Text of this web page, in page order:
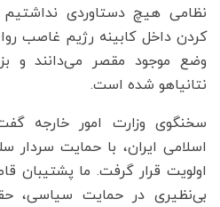
نظامی هیچ دستاوردی
کردن داخل کابینه رژیم غاصب
وضع موجود مقصر می‌دانند و
نتانیاهو شده است.
سخنگوی وزارت امور خارجه
اسلامی ایران، با حمایت سردار
اولویت قرار گرفت. ما پشتیبان
بی‌نظیری در حمایت سیاسی،